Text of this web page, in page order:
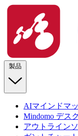
製品
AIマインドマ
Mindomo デス
アウトライン